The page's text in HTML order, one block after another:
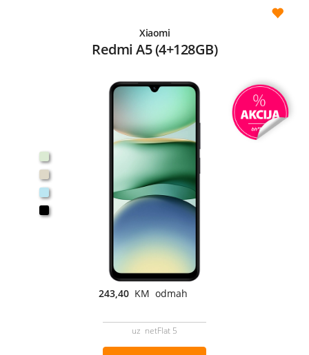
Xiaomi
Redmi A5 (4+128GB)
243,40 KM odmah
uz netFlat 5